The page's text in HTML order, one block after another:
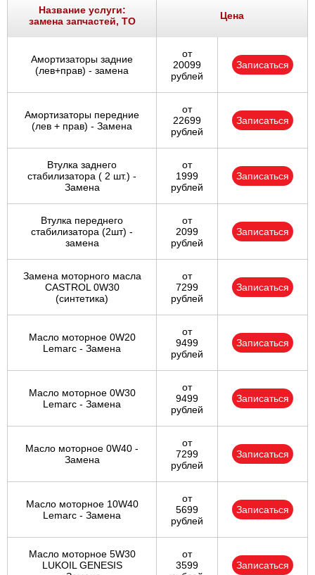
Название услуги:
замена запчастей, ТО
Цена
Амортизаторы задние
(лев+прав) - замена
от
20099
рублей
Записаться
Амортизаторы передние
(лев + прав) - Замена
от
22699
рублей
Записаться
Втулка заднего
стабилизатора ( 2 шт.) -
Замена
от
1999
рублей
Записаться
Втулка переднего
стабилизатора (2шт) -
замена
от
2099
рублей
Записаться
Замена моторного масла
CASTROL 0W30
(синтетика)
от
7299
рублей
Записаться
Масло моторное 0W20
Lemarc - Замена
от
9499
рублей
Записаться
Масло моторное 0W30
Lemarc - Замена
от
9499
рублей
Записаться
Масло моторное 0W40 -
Замена
от
7299
рублей
Записаться
Масло моторное 10W40
Lemarc - Замена
от
5699
рублей
Записаться
Масло моторное 5W30
LUKOIL GENESIS
от
3599
Записаться